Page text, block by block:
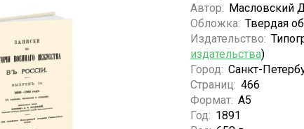
Автор: Масловский
Обложка: Твердая
Издательство:
издательства)
Город: Санкт-
Страниц: 466
Формат: А5
Год: 1891